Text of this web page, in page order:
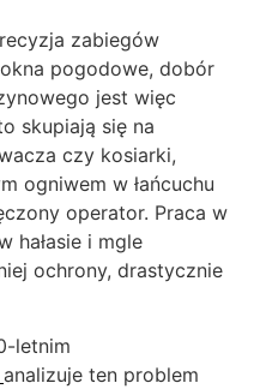
zabiegów
pogodowe, dobór
jest więc
skupiają się na
czy kosiarki,
ogniwem w łańcuchu
operator. Praca w
hałasie i mgle
ochrony, drastycznie
letnim
analizuje ten problem